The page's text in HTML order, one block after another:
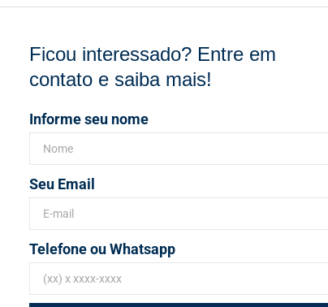
Ficou interessado? Entre em
contato e saiba mais!
Informe seu nome
Seu Email
Telefone ou Whatsapp